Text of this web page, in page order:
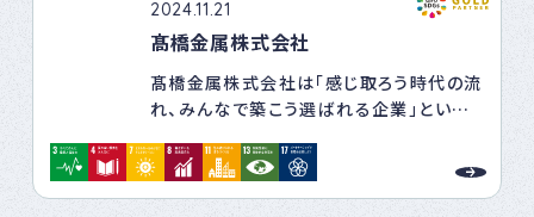
性自認に関する情報は、本人の同意なしに
取り扱いません。
⑥相談窓口の設置 LGBTQ+に関する悩み
や問題に対応する相談窓口を設置し、安心
⑦モニタリングと改善 方針の順守状況を
定期的に確認し、必要に応じて改善策を実
施します。
2024.11.21
髙橋金属株式会社
髙橋金属株式会社は「感じ取ろう時代の流
れ、みんなで築こう選ばれる企業」という
行動につなげ、持続可能な社会の実現に
貢献します。